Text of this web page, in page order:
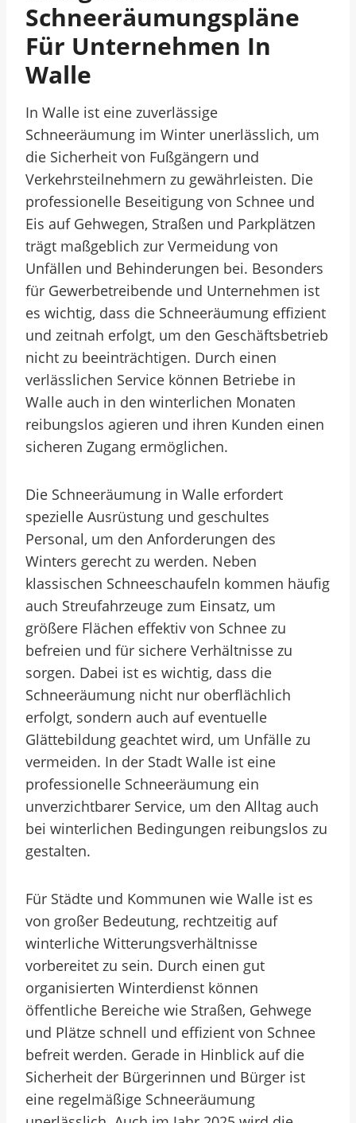
Schneeräumungspläne
Für Unternehmen In
Walle
In Walle ist eine zuverlässige
Schneeräumung im Winter unerlässlich, um
die Sicherheit von Fußgängern und
Verkehrsteilnehmern zu gewährleisten. Die
professionelle Beseitigung von Schnee und
Eis auf Gehwegen, Straßen und Parkplätzen
trägt maßgeblich zur Vermeidung von
Unfällen und Behinderungen bei. Besonders
für Gewerbetreibende und Unternehmen ist
es wichtig, dass die Schneeräumung effizient
und zeitnah erfolgt, um den Geschäftsbetrieb
nicht zu beeinträchtigen. Durch einen
verlässlichen Service können Betriebe in
Walle auch in den winterlichen Monaten
reibungslos agieren und ihren Kunden einen
sicheren Zugang ermöglichen.
Die Schneeräumung in Walle erfordert
spezielle Ausrüstung und geschultes
Personal, um den Anforderungen des
Winters gerecht zu werden. Neben
klassischen Schneeschaufeln kommen häufig
auch Streufahrzeuge zum Einsatz, um
größere Flächen effektiv von Schnee zu
befreien und für sichere Verhältnisse zu
sorgen. Dabei ist es wichtig, dass die
Schneeräumung nicht nur oberflächlich
erfolgt, sondern auch auf eventuelle
Glättebildung geachtet wird, um Unfälle zu
vermeiden. In der Stadt Walle ist eine
professionelle Schneeräumung ein
unverzichtbarer Service, um den Alltag auch
bei winterlichen Bedingungen reibungslos zu
gestalten.
Für Städte und Kommunen wie Walle ist es
von großer Bedeutung, rechtzeitig auf
winterliche Witterungsverhältnisse
vorbereitet zu sein. Durch einen gut
organisierten Winterdienst können
öffentliche Bereiche wie Straßen, Gehwege
und Plätze schnell und effizient von Schnee
befreit werden. Gerade in Hinblick auf die
Sicherheit der Bürgerinnen und Bürger ist
eine regelmäßige Schneeräumung